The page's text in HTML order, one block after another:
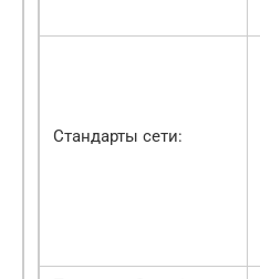
Стандарты сети: